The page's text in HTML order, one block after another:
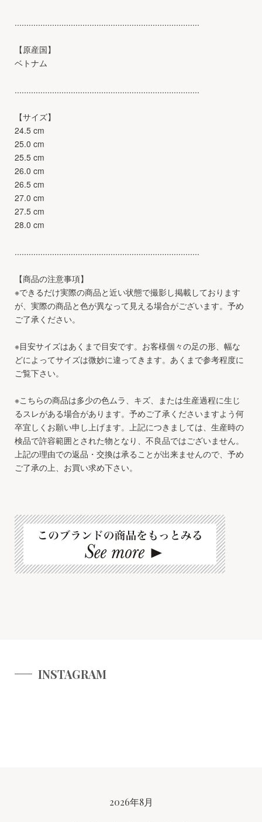
...............................................................................
【原産国】
ベトナム
...............................................................................
【サイズ】
24.5 cm
25.0 cm
25.5 cm
26.0 cm
26.5 cm
27.0 cm
27.5 cm
28.0 cm
...............................................................................
【商品の注意事項】
※できるだけ実際の商品と近い状態で撮影し掲載しております
が、実際の商品と色が異なって見える場合がございます。予め
ご了承ください。
※目安サイズはあくまで目安です。お客様個々の足の形、幅な
どによってサイズは微妙に違ってきます。あくまで参考程度に
ご覧下さい。
※こちらの商品は多少の色ムラ、キズ、または生産過程に生じ
るスレがある場合があります。予めご了承くださいますよう何
卒宜しくお願い申し上げます。上記につきましては、生産時の
検品で許容範囲とされた物となり、不良品ではございません。
上記の理由での返品・交換は承ることが出来ませんので、予め
ご了承の上、お買い求め下さい。
INSTAGRAM
2026年8月